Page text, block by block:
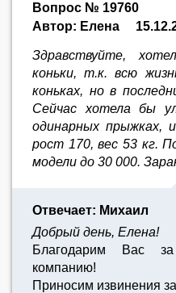
Вопрос № 19760
Автор: Елена
Здравствуйте,
коньки, т.к. всю
коньках, но в
Сейчас хотела бы
одинарных прыжках,
рост 170, вес 53 кг.
модели до 30 000.
Отвечает: Михаил
Добрый день, Елена!
Благодарим Вас
компанию!
Приносим извинения